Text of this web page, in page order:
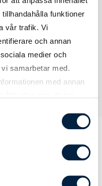
funktioner
vår trafik. Vi
och annan
medier och
samarbetar med.
med annan